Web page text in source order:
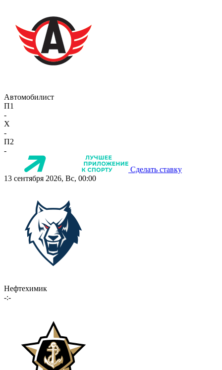
Автомобилист
П1
-
X
-
П2
-
Сделать ставку
13 сентября 2026, Вс, 00:00
Нефтехимик
-:-